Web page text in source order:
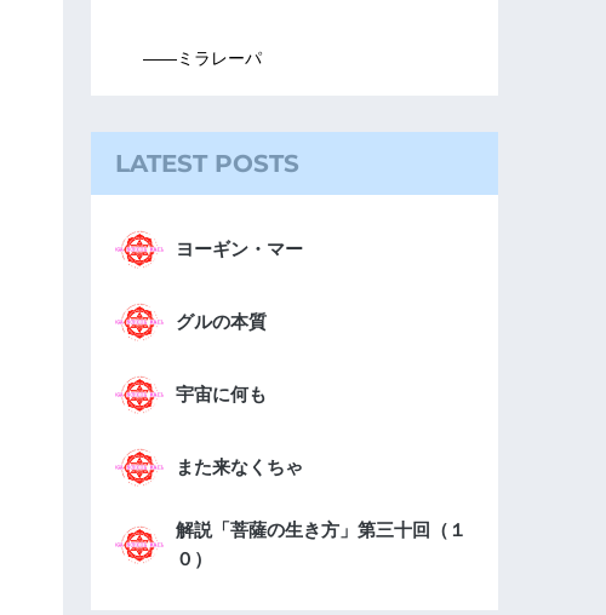
――ミラレーパ
LATEST POSTS
ヨーギン・マー
グルの本質
宇宙に何も
また来なくちゃ
解説「菩薩の生き方」第三十回（１
０）